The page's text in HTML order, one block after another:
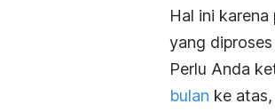
Hal ini
yang
Perlu Anda
bulan ke